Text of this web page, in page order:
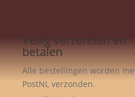
Veilig verzenden en
betalen
Alle bestellingen worden
PostNL verzonden.